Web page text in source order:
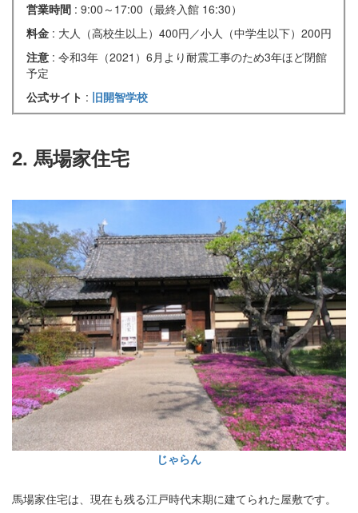
営業時間 : 9:00～17:00（最終入館 16:30）
料金 : 大人（高校生以上）400円／小人（中学生以下）200円
注意 : 令和3年（2021）6月より耐震工事のため3年ほど閉館
予定
公式サイト : 旧開智学校
2. 馬場家住宅
じゃらん
馬場家住宅は、現在も残る江戸時代末期に建てられた屋敷です。